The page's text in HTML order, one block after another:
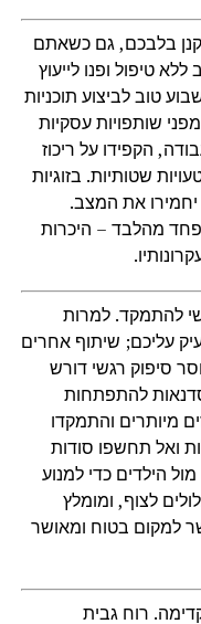
בלבכם, גם כשאתם
טיפול ופנו לייעוץ
טוב לביצוע תוכניות
שותפויות עסקיות
הקפידו על ריכוז
שטותיות. בזוגיות
יחמירו את המצב.
פחד מהלבד – היכרות
להתמקד. למרות
עליכם; שיתוף אחרים
סיפוק רגשי דורש
להתפתחות
מיותרים והתמקדו
ואל תחשפו סודות
הילדים כדי למנוע
לצוף, ומומלץ
למקום בטוח ומאושר
רוח גבית